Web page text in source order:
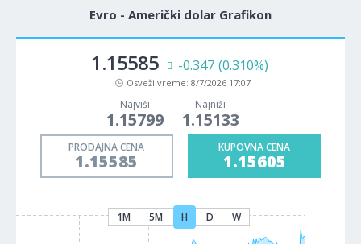
Evro - Američki dolar Grafikon
1.15585 -0.347 (0.310%)
Osveži vreme: 8/7/2026 17:07
Najviši
1.15799
Najniži
1.15133
PRODAJNA CENA
1.15585
KUPOVNA CENA
1.15605
1M 5M H D W